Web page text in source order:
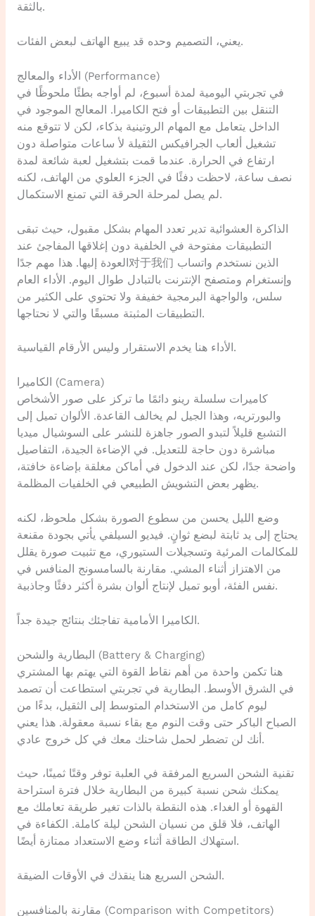
بالثقة.
يعني، التصميم وحده قد يبيع الهاتف لبعض الفئات.
الأداء والمعالج (Performance)
في تجربتي اليومية لمدة أسبوع، لم أواجه بطئًا ملحوظًا في
التنقل بين التطبيقات أو فتح الكاميرا. المعالج الموجود في
الداخل يتعامل مع المهام الروتينية بذكاء، لكن لا تتوقع منه
تشغيل ألعاب الجرافيكس الثقيلة لأ ساعات متواصلة دون
ارتفاع في الحرارة. عندما قمت بتشغيل لعبة شائعة لمدة
نصف ساعة، لاحظت دفئًا في الجزء العلوي من الهاتف، لكنه
لم يصل لمرحلة الحرقة التي تمنع الاستكمال.
الذاكرة العشوائية تدير تعدد المهام بشكل مقبول، حيث تبقى
التطبيقات مفتوحة في الخلفية دون إغلاقها المفاجئ عند
العودة إليها. هذا مهم جدًا对于我们 الذين نستخدم واتساب
وإنستغرام ومتصفح الإنترنت بالتبادل طوال اليوم. الأداء العام
سلس، والواجهة البرمجية خفيفة ولا تحتوي على الكثير من
التطبيقات المثبتة مسبقًا والتي لا نحتاجها.
الأداء هنا يخدم الاستقرار وليس الأرقام القياسية.
الكاميرا (Camera)
كاميرات سلسلة رينو دائمًا ما تركز على صور الأشخاص
والبورتريه، وهذا الجيل لم يخالف القاعدة. الألوان تميل إلى
التشبع قليلاً لتبدو الصور جاهزة للنشر على السوشيال ميديا
مباشرة دون حاجة للتعديل. في الإضاءة الجيدة، التفاصيل
واضحة جدًا، لكن عند الدخول في أماكن مغلقة بإضاءة خافتة،
يظهر بعض التشويش الطبيعي في الخلفيات المظلمة.
وضع الليل يحسن من سطوع الصورة بشكل ملحوظ، لكنه
يحتاج إلى يد ثابتة لبضع ثوانٍ. فيديو السيلفي يأتي بجودة مقنعة
للمكالمات المرئية وتسجيلات الستيوري، مع تثبيت صورة يقلل
من الاهتزاز أثناء المشي. مقارنة بالسامسونج المنافس في
نفس الفئة، أوبو تميل لإنتاج ألوان بشرة أكثر دفئًا وجاذبية.
الكاميرا الأمامية تفاجئك بنتائج جيدة جداً.
البطارية والشحن (Battery & Charging)
هنا تكمن واحدة من أهم نقاط القوة التي يهتم بها المشتري
في الشرق الأوسط. البطارية في تجربتي استطاعت أن تصمد
ليوم كامل من الاستخدام المتوسط إلى الثقيل، بدءًا من
الصباح الباكر حتى وقت النوم مع بقاء نسبة معقولة. هذا يعني
أنك لن تضطر لحمل شاحنك معك في كل خروج عادي.
تقنية الشحن السريع المرفقة في العلبة توفر وقتًا ثمينًا، حيث
يمكنك شحن نسبة كبيرة من البطارية خلال فترة استراحة
القهوة أو الغداء. هذه النقطة بالذات تغير طريقة تعاملك مع
الهاتف، فلا قلق من نسيان الشحن ليلة كاملة. الكفاءة في
استهلاك الطاقة أثناء وضع الاستعداد ممتازة أيضًا.
الشحن السريع هنا ينقذك في الأوقات الضيقة.
مقارنة بالمنافسين (Comparison with Competitors)